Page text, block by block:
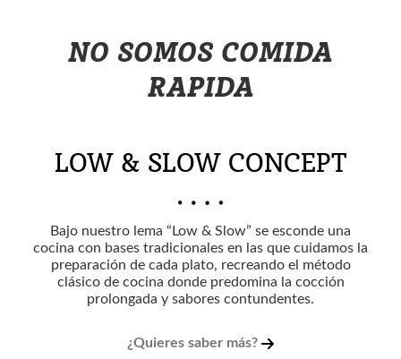
NO SOMOS COMIDA
RAPIDA
LOW & SLOW CONCEPT
Bajo nuestro lema “Low & Slow” se esconde una
cocina con bases tradicionales en las que cuidamos la
preparación de cada plato, recreando el método
clásico de cocina donde predomina la cocción
prolongada y sabores contundentes.
¿Quieres saber más?